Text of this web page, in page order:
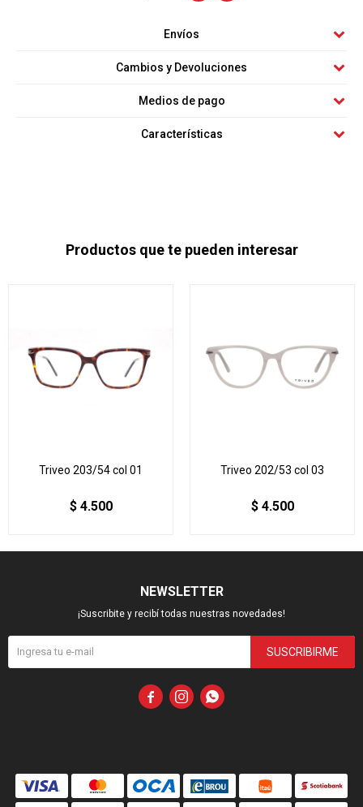
Envíos
Cambios y Devoluciones
Medios de pago
Características
Productos que te pueden interesar
Triveo 203/54 col 01
$ 4.500
Triveo 202/53 col 03
$ 4.500
NEWSLETTER
¡Suscribite y recibí todas nuestras novedades!
SUSCRIBIRME
  